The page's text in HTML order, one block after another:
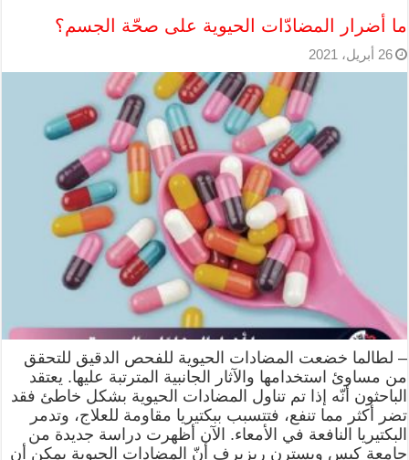
ما أضرار المضادّات الحيوية على صحّة الجسم؟
26 أبريل، 2021
– لطالما خضعت المضادات الحيوية للفحص الدقيق للتحقق
من مساوئ استخدامها والآثار الجانبية المترتبة عليها. يعتقد
الباحثون أنّه إذا تم تناول المضادات الحيوية بشكل خاطئ فقد
تضر أكثر مما تنفع، فتتسبب ببكتيريا مقاومة للعلاج، وتدمر
البكتيريا النافعة في الأمعاء. الآن أظهرت دراسة جديدة من
جامعة كيس ويسترن ريزيرف أنّ المضادات الحيوية يمكن أن